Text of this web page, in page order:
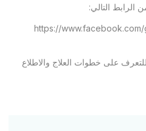
الرابط التالي:
https://
على خطوات العلاج والاطلاع